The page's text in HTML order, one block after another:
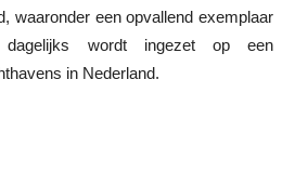
waaronder een opvallend exemplaar
wordt ingezet op een
in Nederland.